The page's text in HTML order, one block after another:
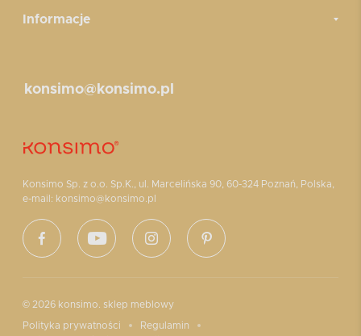
Informacje
Konsimo Sp. z o.o. Sp.K., ul. Marcelińska 90, 60-324 Poznań, Polska,
e-mail: konsimo@konsimo.pl
konsimo@konsimo.pl
© 2026 konsimo. sklep meblowy
Polityka prywatności
Regulamin